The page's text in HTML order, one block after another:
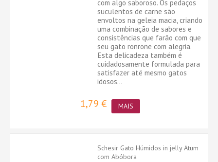
com algo saboroso. Os pedaços
suculentos de carne são
envoltos na geleia macia, criando
uma combinação de sabores e
consistências que farão com que
seu gato ronrone com alegria.
Esta delicadeza também é
cuidadosamente formulada para
satisfazer até mesmo gatos
idosos...
1,79 € MAIS
Schesir Gato Húmidos in jelly Atum
com Abóbora